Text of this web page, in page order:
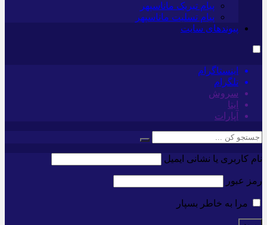
پیام تبریک ماناسپهر
پیام تسلیت ماناسپهر
پیوندهای سایت
اینستاگرام
تلگرام
سروش
ایتا
آپارات
نام کاربری یا نشانی ایمیل
رمز عبور
مرا به خاطر بسپار